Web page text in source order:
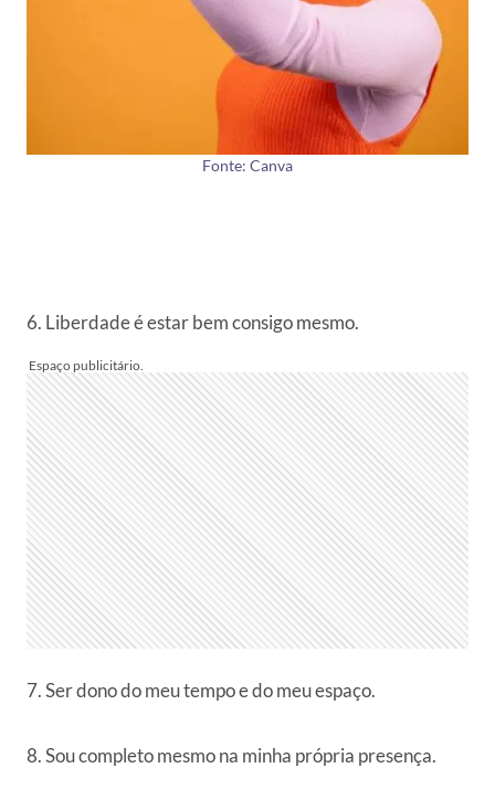
Fonte: Canva
6. Liberdade é estar bem consigo mesmo.
7. Ser dono do meu tempo e do meu espaço.
8. Sou completo mesmo na minha própria presença.